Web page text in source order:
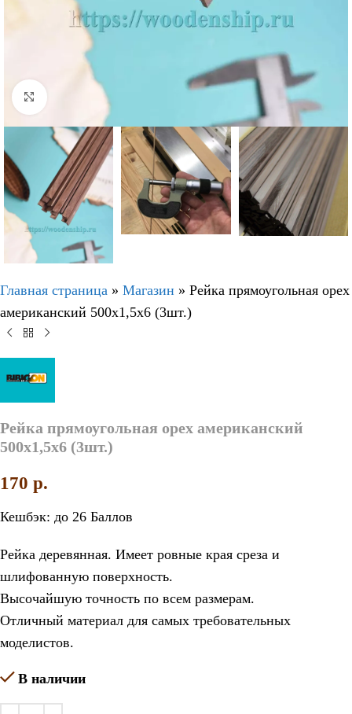
Нажмите, чтобы увеличить
Главная страница » Магазин » Рейка прямоугольная орех
американский 500х1,5х6 (3шт.)
Рейка прямоугольная орех американский
500х1,5х6 (3шт.)
170 p.
Кешбэк: до 26 Баллов
Рейка деревянная. Имеет ровные края среза и
шлифованную поверхность.
Высочайшую точность по всем размерам.
Отличный материал для самых требовательных
моделистов.
В наличии